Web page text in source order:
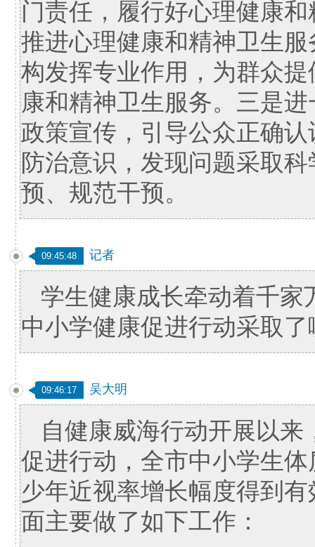
门责任，履行好心理健康
推进心理健康和精神卫生
构发挥专业作用，为群众
康和精神卫生服务。三是
政策宣传，引导公众正确
防治意识，发现问题采取
预、规范干预。
09:45:48 记者
学生健康成长牵动着千
中小学健康促进行动采取
09:46:17 吴大明
自健康威海行动开展以
促进行动，全市中小学生
少年近视率增长幅度得到
面主要做了如下工作：